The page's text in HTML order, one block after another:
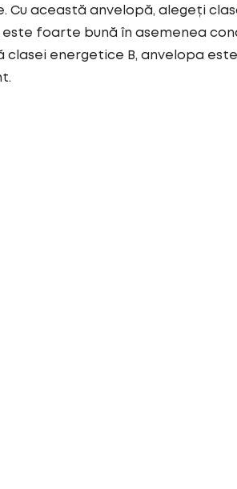
Cu această anvelopă, alegeți
foarte bună în asemenea
clasei energetice B, anvelopa